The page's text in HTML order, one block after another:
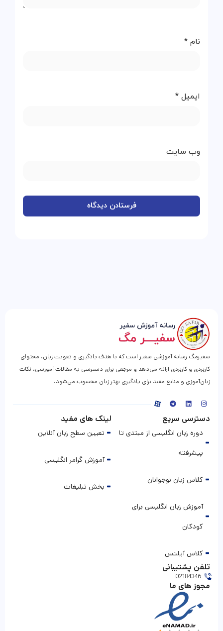
نام *
ایمیل *
وب‌ سایت
سفیرمگ رسانه آموزشی سفیر است که با هدف یادگیری و تقویت زبان، محتوای
کاربردی و کاربردی ارائه می‌دهد و مرجعی برای دسترسی به مقالات آموزشی، نکات
زبان‌آموزی و منابع مفید برای یادگیری بهتر زبان محسوب می‌شود.
دسترسی سریع
دوره زبان انگلیسی از مبتدی تا
پیشرفته
کلاس زبان نوجوانان
آموزش زبان انگلیسی برای
کودکان
کلاس آیلتس
لینک های مفید
تعیین سطح زبان آنلاین
آموزش گرامر انگلیسی
بخش تبلیغات
تلفن پشتیبانی
02184346
مجوز های ما